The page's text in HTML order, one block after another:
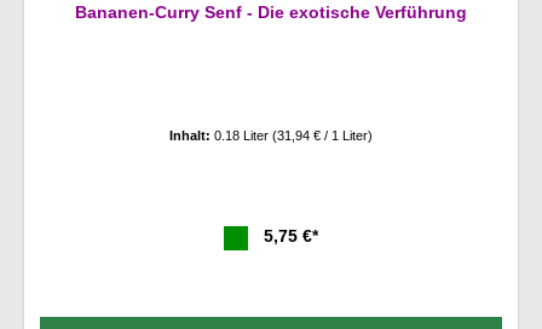
Bananen-Curry Senf - Die exotische Verführung
Inhalt: 0.18 Liter (31,94 € / 1 Liter)
5,75 €*